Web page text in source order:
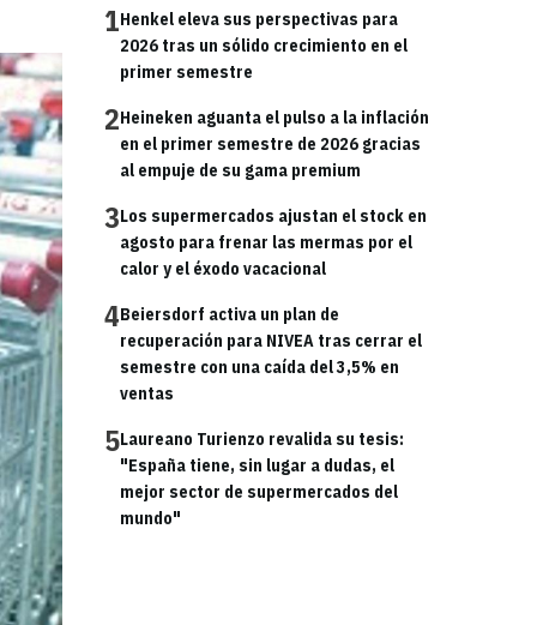
1Henkel eleva sus perspectivas para
2026 tras un sólido crecimiento en el
primer semestre
2Heineken aguanta el pulso a la inflación
en el primer semestre de 2026 gracias
al empuje de su gama premium
3Los supermercados ajustan el stock en
agosto para frenar las mermas por el
calor y el éxodo vacacional
4Beiersdorf activa un plan de
recuperación para NIVEA tras cerrar el
semestre con una caída del 3,5% en
ventas
5Laureano Turienzo revalida su tesis:
"España tiene, sin lugar a dudas, el
mejor sector de supermercados del
mundo"